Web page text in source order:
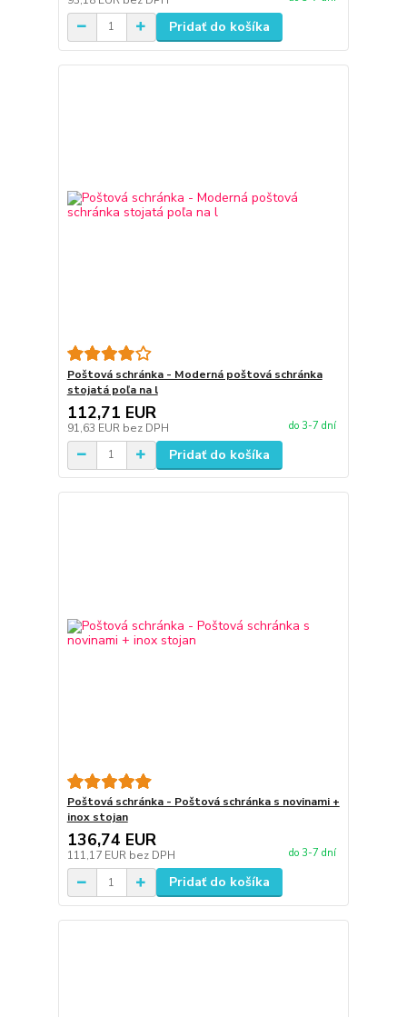
Pridať do košíka
Poštová schránka - Moderná poštová schránka
stojatá poľa na l
112,71 EUR
91,63 EUR bez DPH do 3-7 dní
Pridať do košíka
Poštová schránka - Poštová schránka s novinami +
inox stojan
136,74 EUR
111,17 EUR bez DPH do 3-7 dní
Pridať do košíka